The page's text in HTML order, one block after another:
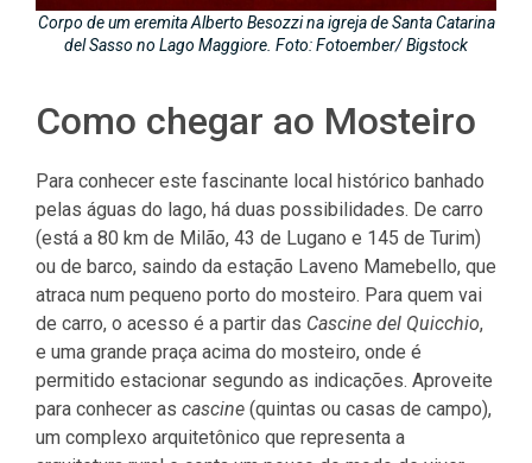
Corpo de um eremita Alberto Besozzi na igreja de Santa Catarina
del Sasso no Lago Maggiore. Foto: Fotoember/ Bigstock
Como chegar ao Mosteiro
Para conhecer este fascinante local histórico banhado
pelas águas do lago, há duas possibilidades. De carro
(está a 80 km de Milão, 43 de Lugano e 145 de Turim)
ou de barco, saindo da estação Laveno Mamebello, que
atraca num pequeno porto do mosteiro. Para quem vai
de carro, o acesso é a partir das Cascine del Quicchio,
e uma grande praça acima do mosteiro, onde é
permitido estacionar segundo as indicações. Aproveite
para conhecer as cascine (quintas ou casas de campo),
um complexo arquitetônico que representa a